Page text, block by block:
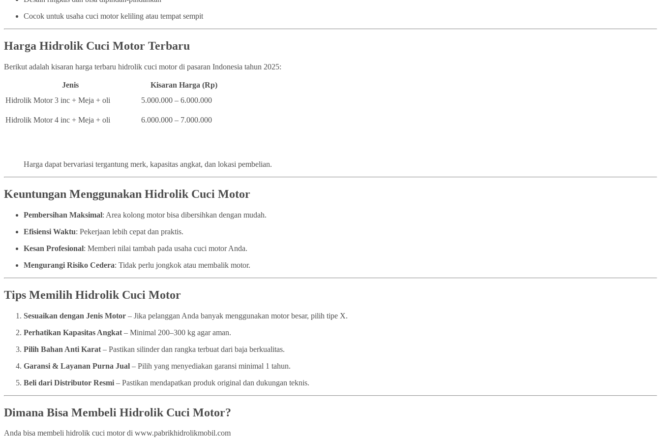
Cocok untuk usaha cuci motor keliling atau tempat sempit
Harga Hidrolik Cuci Motor Terbaru
Berikut adalah kisaran harga terbaru hidrolik cuci motor di pasaran Indonesia tahun 2025:
Jenis
Kisaran Harga (Rp)
Hidrolik Motor 3 inc + Meja + oli
5.000.000 – 6.000.000
Hidrolik Motor 4 inc + Meja + oli 6.000.000 – 7.000.000
Harga dapat bervariasi tergantung merk, kapasitas angkat, dan lokasi pembelian.
Keuntungan Menggunakan Hidrolik Cuci Motor
Pembersihan Maksimal: Area kolong motor bisa dibersihkan dengan mudah.
Efisiensi Waktu: Pekerjaan lebih cepat dan praktis.
Kesan Profesional: Memberi nilai tambah pada usaha cuci motor Anda.
Mengurangi Risiko Cedera: Tidak perlu jongkok atau membalik motor.
Tips Memilih Hidrolik Cuci Motor
Sesuaikan dengan Jenis Motor – Jika pelanggan Anda banyak menggunakan motor besar, pilih tipe X.
Perhatikan Kapasitas Angkat – Minimal 200–300 kg agar aman.
Pilih Bahan Anti Karat – Pastikan silinder dan rangka terbuat dari baja berkualitas.
Garansi & Layanan Purna Jual – Pilih yang menyediakan garansi minimal 1 tahun.
Beli dari Distributor Resmi – Pastikan mendapatkan produk original dan dukungan teknis.
Dimana Bisa Membeli Hidrolik Cuci Motor?
Anda bisa membeli hidrolik cuci motor di www.pabrikhidrolikmobil.com